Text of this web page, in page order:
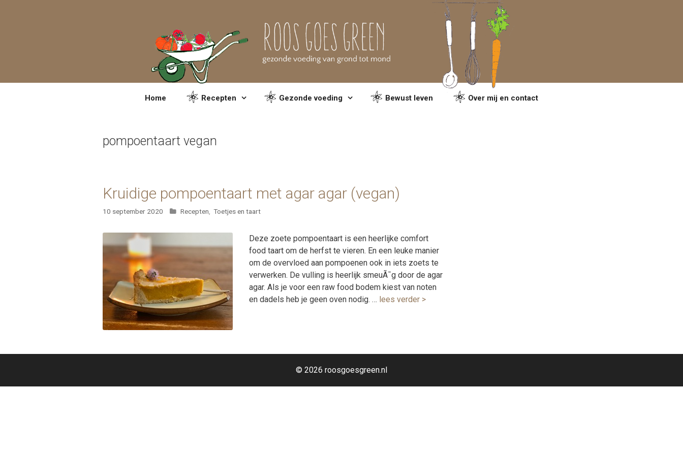
Home Recepten Gezonde voeding Bewust leven Over mij en contact
pompoentaart vegan
Kruidige pompoentaart met agar agar (vegan)
10 september 2020 Categorieën
Recepten, Toetjes en taart
Deze zoete pompoentaart is een heerlijke comfort
food taart om de herfst te vieren. En een leuke manier
om de overvloed aan pompoenen ook in iets zoets te
verwerken. De vulling is heerlijk smeuÃ¯g door de agar
agar. Als je voor een raw food bodem kiest van noten
en dadels heb je geen oven nodig. … lees verder >
© 2026 roosgoesgreen.nl